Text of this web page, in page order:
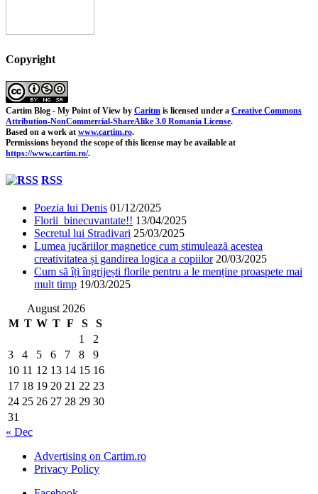
Copyright
Cartim Blog - My Point of View by Caritm is licensed under a Creative Commons
Attribution-NonCommercial-ShareAlike 3.0 Romania License.
Based on a work at www.cartim.ro.
Permissions beyond the scope of this license may be available at
https://www.cartim.ro/.
RSS
Poezia lui Denis 01/12/2025
Florii binecuvantate!! 13/04/2025
Secretul lui Stradivari 25/03/2025
Lumea jucăriilor magnetice cum stimulează acestea
creativitatea și gandirea logica a copiilor 20/03/2025
Cum să îți îngrijești florile pentru a le menține proaspete mai
mult timp 19/03/2025
August 2026
M T W T F S
S
1
2
3
4 5 6 7 8
9
10 11 12 13 14 15 16
17 18 19 20 21 22 23
24 25 26 27 28 29 30
31
« Dec
Advertising on Cartim.ro
Privacy Policy